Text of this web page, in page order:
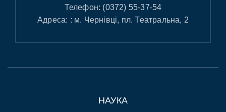
Телефон: (0372) 55-37-54
Адреса: : м. Чернівці, пл. Театральна, 2
НАУКА